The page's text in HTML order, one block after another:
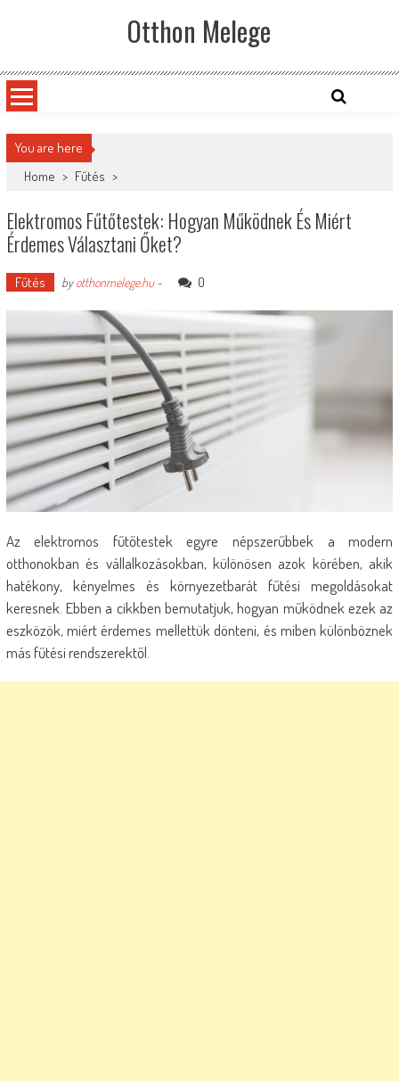
Otthon Melege
You are here
Home > Fűtés >
Elektromos Fűtőtestek: Hogyan Működnek És Miért
Érdemes Választani Őket?
Fűtés byotthonmelege.hu- 0
Az elektromos fűtőtestek egyre népszerűbbek a modern
otthonokban és vállalkozásokban, különösen azok körében, akik
hatékony, kényelmes és környezetbarát fűtési megoldásokat
keresnek. Ebben a cikkben bemutatjuk, hogyan működnek ezek az
eszközök, miért érdemes mellettük dönteni, és miben különböznek
más fűtési rendszerektől.